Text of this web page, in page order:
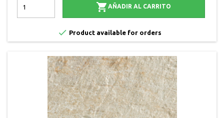
 AÑADIR AL CARRITO
 Product available for orders